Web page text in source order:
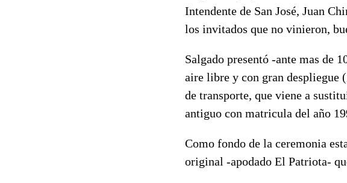
Intendente de San José, Juan
los invitados que no vinieron,
Salgado presentó -ante mas de
aire libre y con gran despliegue
de transporte, que viene a
antiguo con matricula del año
Como fondo de la ceremonia
original -apodado El Patriota-